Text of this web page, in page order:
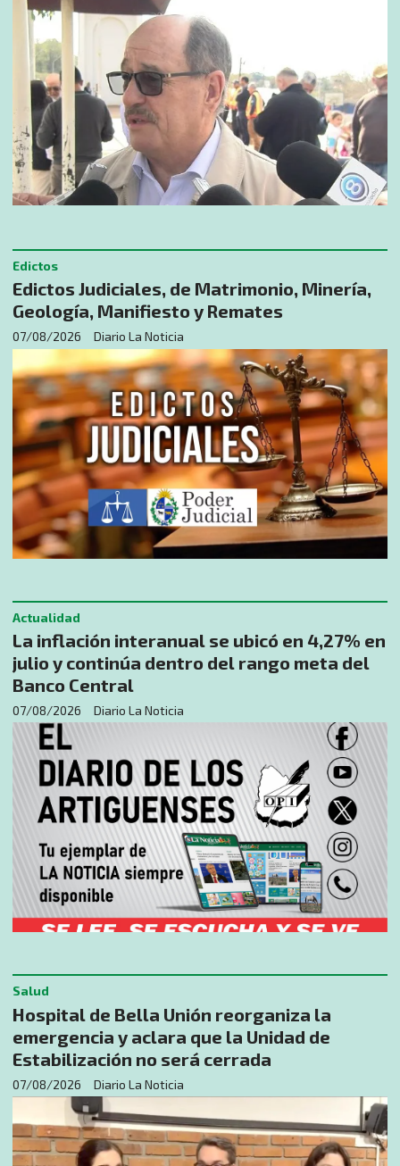
Edictos Judiciales, de Matrimonio, Minería,
Geología, Manifiesto y Remates
Diario La Noticia
Edictos
07/08/2026
La inflación interanual se ubicó en 4,27% en
julio y continúa dentro del rango meta del
Banco Central
Diario La Noticia
Actualidad
07/08/2026
Hospital de Bella Unión reorganiza la
emergencia y aclara que la Unidad de
Estabilización no será cerrada
Diario La Noticia
Salud
07/08/2026